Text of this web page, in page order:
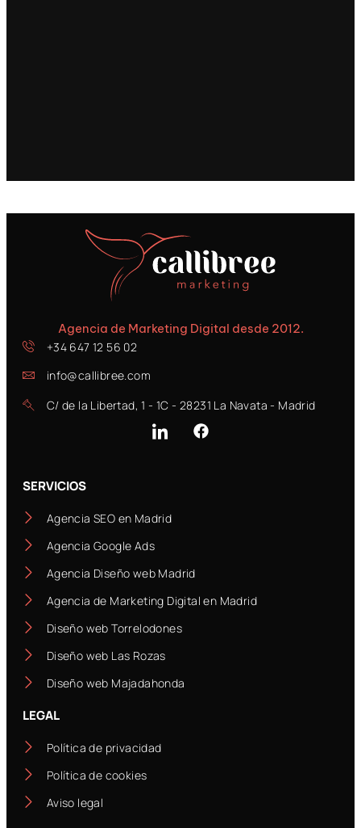
Agencia de Marketing Digital desde 2012.
+34 647 12 56 02
info@callibree.com
C/ de la Libertad, 1 - 1C - 28231 La Navata - Madrid
SERVICIOS
Agencia SEO en Madrid
Agencia Google Ads
Agencia Diseño web Madrid
Agencia de Marketing Digital en Madrid
Diseño web Torrelodones
Diseño web Las Rozas
Diseño web Majadahonda
LEGAL
Política de privacidad
Política de cookies
Aviso legal